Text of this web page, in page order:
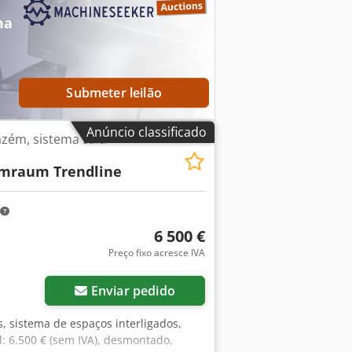
fechados em três lados e, portanto,
na medida do possível Sem piso
a partir de aproximadamente o
Submeter leilão
Anúncio classificado
sistema sala-
Trendline
6 500 €
Preço fixo acresce IVA
Enviar pedido
sistema de espaços interligados,
€ (sem IVA), desmontado,